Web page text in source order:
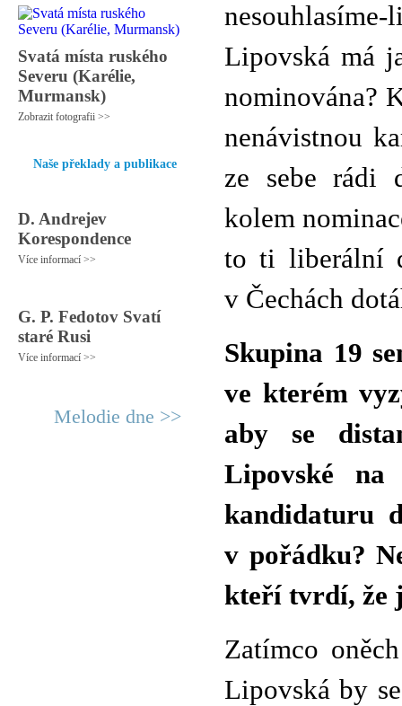
Svatá místa ruského
Severu (Karélie,
Murmansk)
Zobrazit fotografii >>
Naše překlady a publikace
D. Andrejev
Korespondence
Více informací >>
G. P. Fedotov Svatí
staré Rusi
Více informací >>
Melodie dne >>
Lipovská má
nominována?
nenávistnou
ze sebe rádi
kolem
to ti liberální
v Čechách
Skupina 19
ve kterém
aby se
Lipovské
kandidaturu
v pořádku?
kteří tvrdí, že
Zatímco
Lipovská by